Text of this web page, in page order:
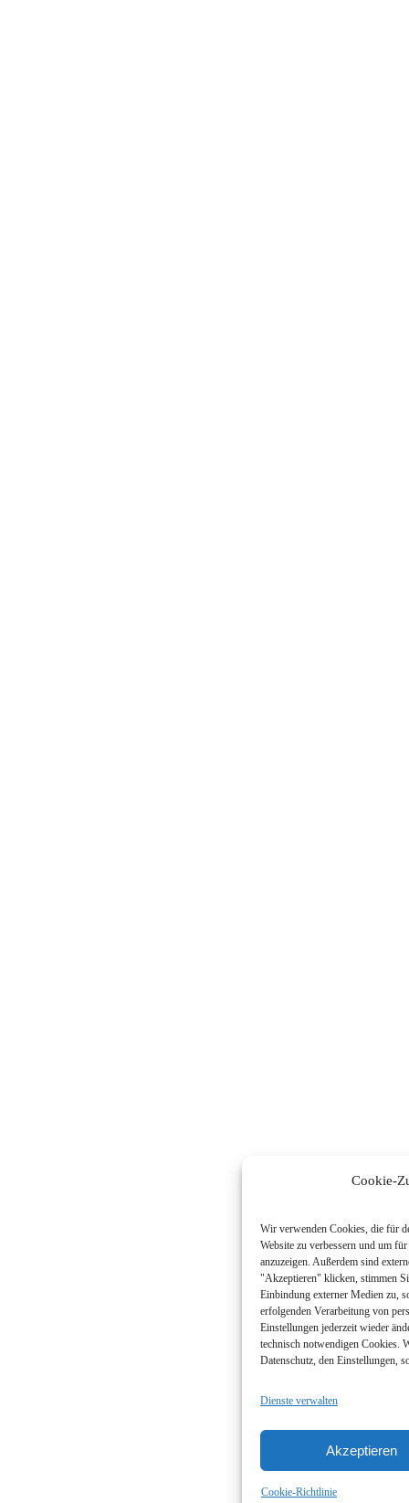
Cookie-
Wir verwenden Cookies, die für
Website zu verbessern und um
anzuzeigen. Außerdem sind
"Akzeptieren" klicken, stimmen
Einbindung externer Medien zu,
erfolgenden Verarbeitung von
Einstellungen jederzeit wieder
technisch notwendigen Cookies.
Datenschutz, den Einstellungen,
Dienste verwalten
Akzeptieren
Cookie-Richtlinie